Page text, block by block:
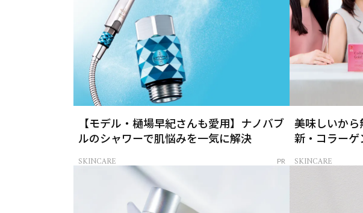
【モデル・樋場早紀さんも愛用】ナノバブ
ルのシャワーで肌悩みを一気に解決
SKINCARE PR
美味しいか
新・コラーゲ
SKINCARE